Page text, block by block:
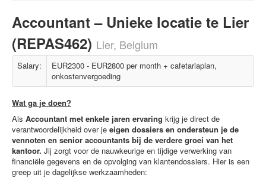
Accountant – Unieke locatie te Lier
(REPAS462) Lier, Belgium
Salary:
EUR2300 - EUR2800 per month + cafetariaplan,
onkostenvergoeding
Wat ga je doen?
Als Accountant met enkele jaren ervaring krijg je direct de
verantwoordelijkheid over je eigen dossiers en ondersteun je de
vennoten en senior accountants bij de verdere groei van het
kantoor. Jij zorgt voor de nauwkeurige en tijdige verwerking van
financiële gegevens en de opvolging van klantendossiers. Hier is een
greep uit je dagelijkse werkzaamheden: